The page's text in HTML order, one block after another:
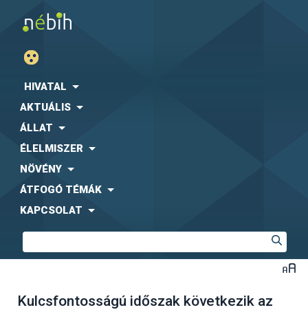
HIVATAL
AKTUÁLIS
ÁLLAT
ÉLELMISZER
NÖVÉNY
ÁTFOGÓ TÉMÁK
KAPCSOLAT
Kulcsfontosságú időszak következik az